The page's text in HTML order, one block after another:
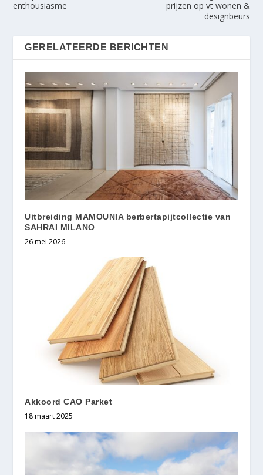
enthousiasme
prijzen op vt wonen &
designbeurs
GERELATEERDE BERICHTEN
Uitbreiding MAMOUNIA berbertapijtcollectie van
SAHRAI MILANO
26 mei 2026
Akkoord CAO Parket
18 maart 2025